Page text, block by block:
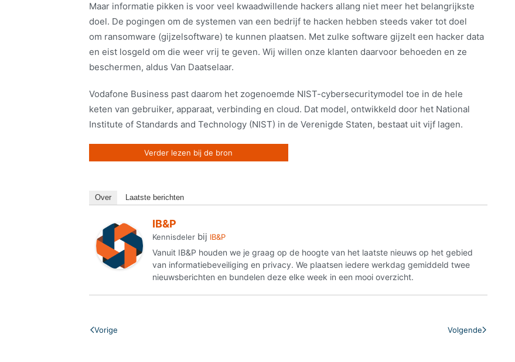
Maar informatie pikken is voor veel kwaadwillende hackers allang niet meer het belangrijkste
doel. De pogingen om de systemen van een bedrijf te hacken hebben steeds vaker tot doel
om ransomware (gijzelsoftware) te kunnen plaatsen. Met zulke software gijzelt een hacker data
en eist losgeld om die weer vrij te geven. Wij willen onze klanten daarvoor behoeden en ze
beschermen, aldus Van Daatselaar.
Vodafone Business past daarom het zogenoemde NIST-cybersecuritymodel toe in de hele
keten van gebruiker, apparaat, verbinding en cloud. Dat model, ontwikkeld door het National
Institute of Standards and Technology (NIST) in de Verenigde Staten, bestaat uit vijf lagen.
Verder lezen bij de bron
Over Laatste berichten
IB&P
Kennisdeler bij IB&P
Vanuit IB&P houden we je graag op de hoogte van het laatste nieuws op het gebied
van informatiebeveiliging en privacy. We plaatsen iedere werkdag gemiddeld twee
nieuwsberichten en bundelen deze elke week in een mooi overzicht.
Vorige Volgende